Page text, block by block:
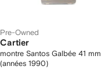
Pre-Owned
Cartier
montre Santos Galbée 41 mm
(années 1990)